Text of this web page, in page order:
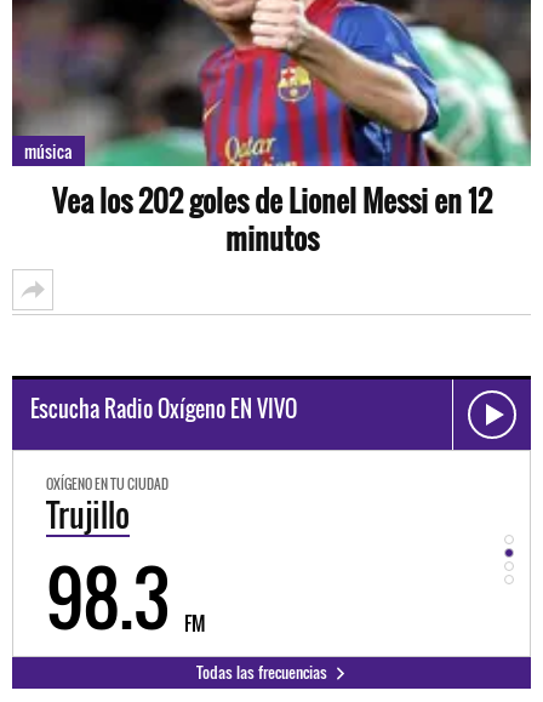
música
Vea los 202 goles de Lionel Messi en 12
minutos
Escucha Radio Oxígeno EN VIVO
OXÍGENO EN TU CIUDAD
Trujillo
98.3 FM
Todas las frecuencias